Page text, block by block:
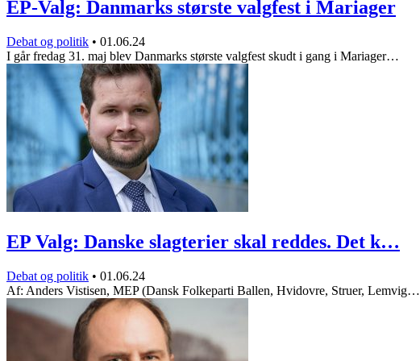
EP-Valg: Danmarks største valgfest i Mariager
Debat og politik • 01.06.24
I går fredag 31. maj blev Danmarks største valgfest skudt i gang i Mariager…
EP Valg: Danske slagterier skal reddes. Det k…
Debat og politik • 01.06.24
Af: Anders Vistisen, MEP (Dansk Folkeparti Ballen, Hvidovre, Struer, Lemvig…